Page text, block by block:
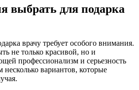
выбрать для подарка
врачу требует особого внимания.
не только красивой, но и
профессионализм и серьезность
вариантов, которые